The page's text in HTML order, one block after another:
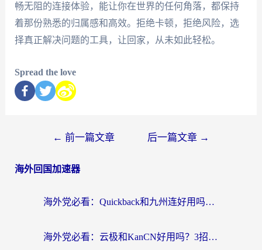
畅无阻的连接体验，能让你在世界的任何角落，都保持
着那份熟悉的归属感和高效。拒绝卡顿，拒绝风险，选
择真正解决问题的工具，让回家，从未如此轻松。
Spread the love
← 前一篇文章 后一篇文章 →
海外回国加速器
海外党必看：Quickback和九州连好用吗？3步选对回国加速器实现无缝刷国内资源
海外党必看：云极和KanCN好用吗？3招教你选对回国加速器（附免费VPN避坑指南）